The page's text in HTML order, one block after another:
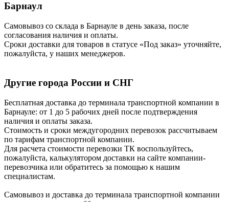
Барнаул
Самовывоз со склада в Барнауле в день заказа, после
согласования наличия и оплаты.
Сроки доставки для товаров в статусе «Под заказ» уточняйте,
пожалуйста, у наших менеджеров.
Другие города России и СНГ
Бесплатная доставка до терминала транспортной компании в
Барнауле: от 1 до 5 рабочих дней после подтверждения
наличия и оплаты заказа.
Стоимость и сроки междугородних перевозок рассчитываем
по тарифам транспортной компании.
Для расчета стоимости перевозки ТК воспользуйтесь,
пожалуйста, калькулятором доставки на сайте компании-
перевозчика или обратитесь за помощью к нашим
специалистам.
Самовывоз и доставка до терминала транспортной компании